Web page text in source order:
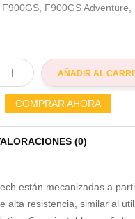
F900GS Adventure,
AÑADIR AL
COMPRAR AHORA
(0)
están mecanizadas a
alta resistencia, similar al